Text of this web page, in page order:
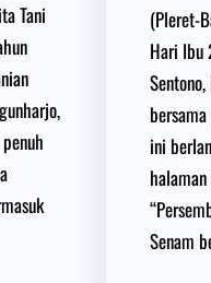
Tani
(Pleret-
Hari Ibu
ini
Senam